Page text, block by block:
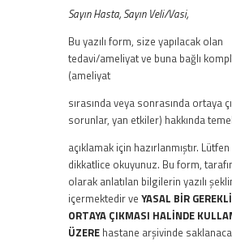
Sayın Hasta, Sayın Veli/Vasi,
Bu yazılı form, size yapılacak olan
tedavi/ameliyat ve buna bağlı
(ameliyat
sırasında veya sonrasında ortaya
sorunlar, yan etkiler) hakkında
açıklamak için hazırlanmıştır.
dikkatlice okuyunuz. Bu form,
olarak anlatılan bilgilerin yazılı
içermektedir ve YASAL BİR
ORTAYA ÇIKMASI HALİNDE
ÜZERE hastane arşivinde